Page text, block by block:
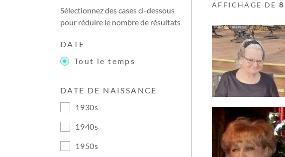
Sélectionnez des cases ci-dessous
pour réduire le nombre de résultats
DATE
Tout le temps
DATE DE NAISSANCE
1930s
1940s
1950s
AFFICHAGE DE8